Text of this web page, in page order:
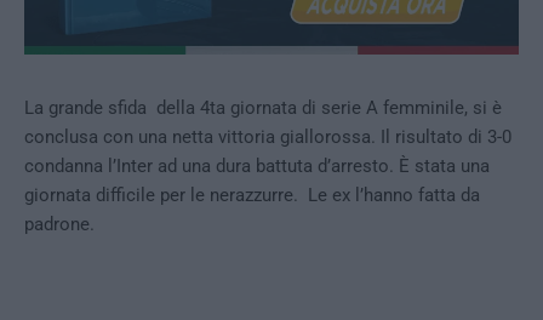
La grande sfida della 4ta giornata di serie A femminile, si è
conclusa con una netta vittoria giallorossa. Il risultato di 3-0
condanna l’Inter ad una dura battuta d’arresto. È stata una
giornata difficile per le nerazzurre. Le ex l’hanno fatta da
padrone.